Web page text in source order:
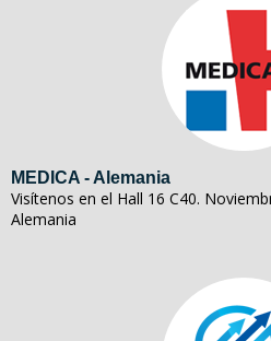
MEDICA - Alemania
Visítenos en el Hall 16 C40.
Alemania